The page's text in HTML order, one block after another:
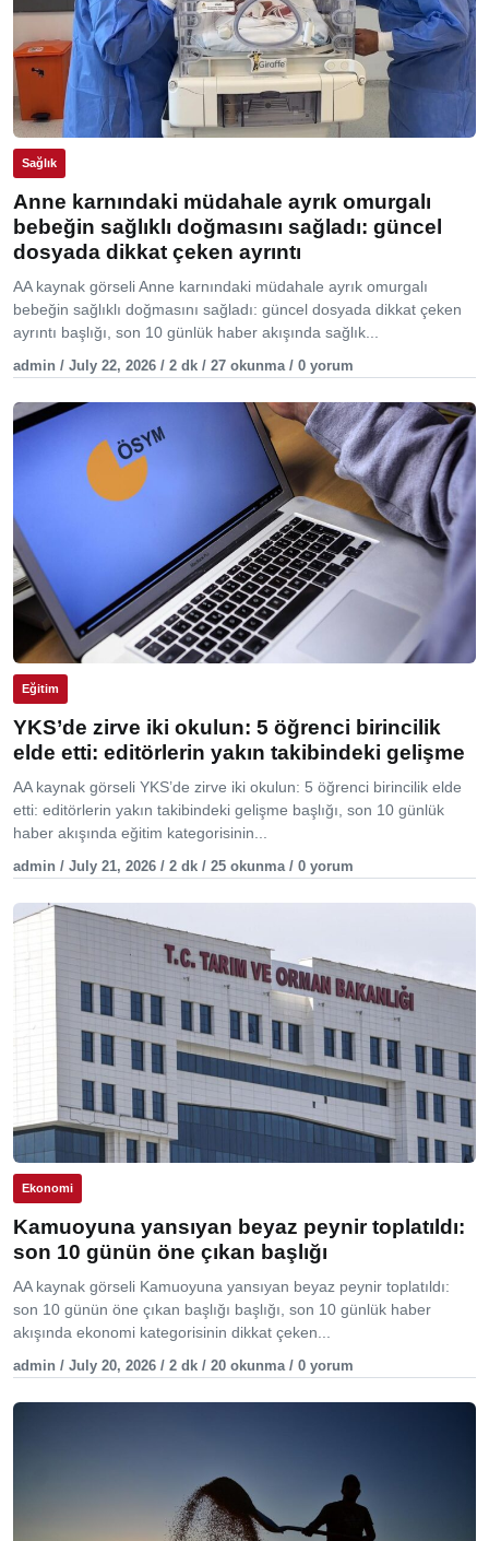
Sağlık
Anne karnındaki müdahale ayrık omurgalı
bebeğin sağlıklı doğmasını sağladı: güncel
dosyada dikkat çeken ayrıntı
AA kaynak görseli Anne karnındaki müdahale ayrık omurgalı
bebeğin sağlıklı doğmasını sağladı: güncel dosyada dikkat çeken
ayrıntı başlığı, son 10 günlük haber akışında sağlık...
admin / July 22, 2026 / 2 dk / 27 okunma / 0 yorum
Eğitim
YKS’de zirve iki okulun: 5 öğrenci birincilik
elde etti: editörlerin yakın takibindeki gelişme
AA kaynak görseli YKS’de zirve iki okulun: 5 öğrenci birincilik elde
etti: editörlerin yakın takibindeki gelişme başlığı, son 10 günlük
haber akışında eğitim kategorisinin...
admin / July 21, 2026 / 2 dk / 25 okunma / 0 yorum
Ekonomi
Kamuoyuna yansıyan beyaz peynir toplatıldı:
son 10 günün öne çıkan başlığı
AA kaynak görseli Kamuoyuna yansıyan beyaz peynir toplatıldı:
son 10 günün öne çıkan başlığı başlığı, son 10 günlük haber
akışında ekonomi kategorisinin dikkat çeken...
admin / July 20, 2026 / 2 dk / 20 okunma / 0 yorum